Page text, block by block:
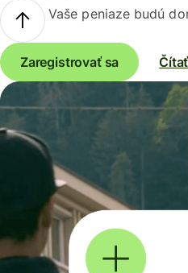
Vaše peniaze budú
Zaregistrovať sa